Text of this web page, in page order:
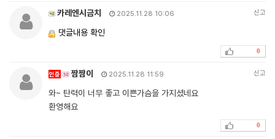
카레엔시금치 2025.11.28 10:06 신고
댓글내용 확인
0
인증 짬짬이 2025.11.28 11:59 신고
와~ 탄력이 너무 좋고 이쁜가슴을 가지셨네요
환영해요
0